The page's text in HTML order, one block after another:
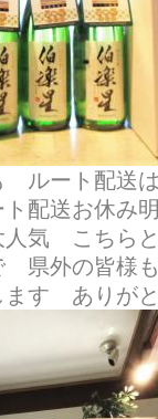
ルート配送
配送お休み
人気 こちら
県外の皆様
ます ありが